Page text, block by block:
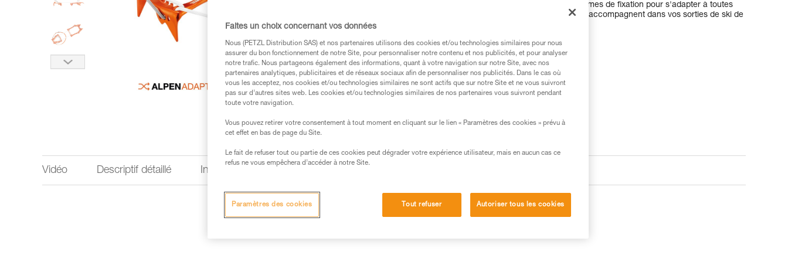
place dans votre sac. Disponibles en deux systèmes de fixation pour s'adapter à toutes
vos chaussures, avec ou sans débords, ils vous accompagnent dans vos sorties de ski de
Trouvez un revendeur
Vidéo Descriptif détaillé Informations techniques
Faites un choix concernant vos données
Nous (PETZL Distribution SAS) et nos partenaires utilisons des cookies et/ou technologies similaires pour nous
assurer du bon fonctionnement de notre Site, pour personnaliser notre contenu et nos publicités, et pour analyser
notre trafic. Nous partageons également des informations, quant à votre navigation sur notre Site, avec nos
partenaires analytiques, publicitaires et de réseaux sociaux afin de personnaliser nos publicités. Dans le cas où
vous les acceptez, nos cookies et/ou technologies similaires ne sont actifs que sur notre Site et ne vous suivront
pas sur d’autres sites web. Les cookies et/ou technologies similaires de nos partenaires vous suivront pendant
toute votre navigation.
Vous pouvez retirer votre consentement à tout moment en cliquant sur le lien « Paramètres des cookies » prévu à
cet effet en bas de page du Site.
Le fait de refuser tout ou partie de ces cookies peut dégrader votre expérience utilisateur, mais en aucun cas ce
refus ne vous empêchera d’accéder à notre Site.
Tout refuser Autoriser tous les cookies
Paramètres des cookies